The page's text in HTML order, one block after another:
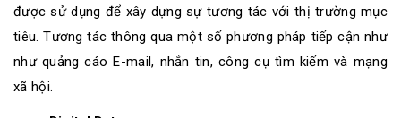
được sử dụng để xây dựng sự tương tác với thị trường mục
tiêu. Tương tác thông qua một số phương pháp tiếp cận như
như quảng cáo E-mail, nhắn tin, công cụ tìm kiếm và mạng
xã hội.